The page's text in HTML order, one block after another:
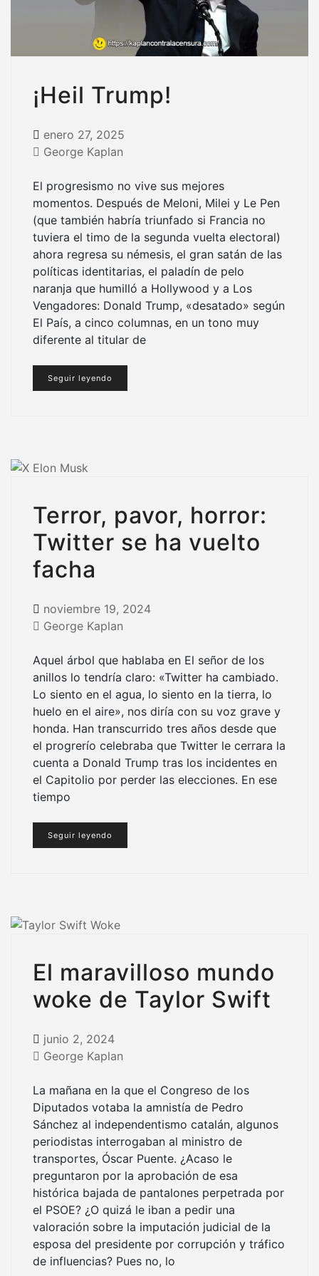
¡Heil Trump!
enero 27, 2025
George Kaplan
El progresismo no vive sus mejores
momentos. Después de Meloni, Milei y Le Pen
(que también habría triunfado si Francia no
tuviera el timo de la segunda vuelta electoral)
ahora regresa su némesis, el gran satán de las
políticas identitarias, el paladín de pelo
naranja que humilló a Hollywood y a Los
Vengadores: Donald Trump, «desatado» según
El País, a cinco columnas, en un tono muy
diferente al titular de
Seguir leyendo
Terror, pavor, horror:
Twitter se ha vuelto
facha
noviembre 19, 2024
George Kaplan
Aquel árbol que hablaba en El señor de los
anillos lo tendría claro: «Twitter ha cambiado.
Lo siento en el agua, lo siento en la tierra, lo
huelo en el aire», nos diría con su voz grave y
honda. Han transcurrido tres años desde que
el progrerío celebraba que Twitter le cerrara la
cuenta a Donald Trump tras los incidentes en
el Capitolio por perder las elecciones. En ese
tiempo
Seguir leyendo
El maravilloso mundo
woke de Taylor Swift
junio 2, 2024
George Kaplan
La mañana en la que el Congreso de los
Diputados votaba la amnistía de Pedro
Sánchez al independentismo catalán, algunos
periodistas interrogaban al ministro de
transportes, Óscar Puente. ¿Acaso le
preguntaron por la aprobación de esa
histórica bajada de pantalones perpetrada por
el PSOE? ¿O quizá le iban a pedir una
valoración sobre la imputación judicial de la
esposa del presidente por corrupción y tráfico
de influencias? Pues no, lo